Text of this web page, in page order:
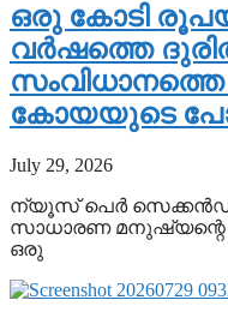
ഒരു കോടി
വർഷത്തെ
കോയയുടെ
July 29, 2026
ന്യൂസ് പെർ
സാധാരണ മനുഷ്യന്റെ
ഒരു